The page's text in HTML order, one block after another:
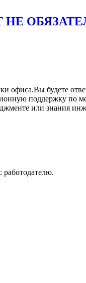
НЕ
будете
поддержку по
или знания
работодателю.